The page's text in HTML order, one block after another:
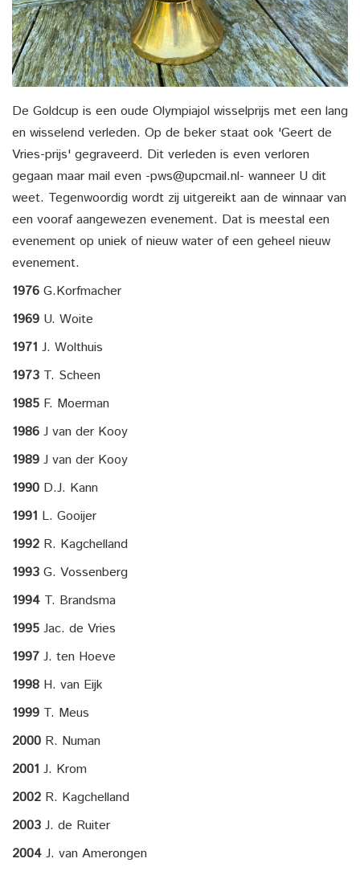
De Goldcup is een oude Olympiajol wisselprijs met een lang
en wisselend verleden. Op de beker staat ook 'Geert de
Vries-prijs' gegraveerd. Dit verleden is even verloren
gegaan maar mail even -pws@upcmail.nl- wanneer U dit
weet. Tegenwoordig wordt zij uitgereikt aan de winnaar van
een vooraf aangewezen evenement. Dat is meestal een
evenement op uniek of nieuw water of een geheel nieuw
evenement.
1976 G.Korfmacher
1969 U. Woite
1971 J. Wolthuis
1973 T. Scheen
1985 F. Moerman
1986 J van der Kooy
1989 J van der Kooy
1990 D.J. Kann
1991 L. Gooijer
1992 R. Kagchelland
1993 G. Vossenberg
1994 T. Brandsma
1995 Jac. de Vries
1997 J. ten Hoeve
1998 H. van Eijk
1999 T. Meus
2000 R. Numan
2001 J. Krom
2002 R. Kagchelland
2003 J. de Ruiter
2004 J. van Amerongen